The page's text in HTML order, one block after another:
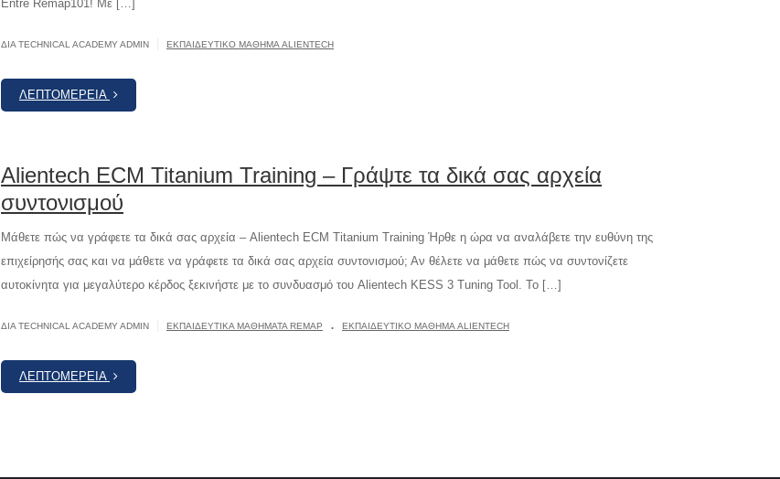
Entre Remap101! Με […]
ΔΙΆ TECHNICAL ACADEMY ADMIN ΕΚΠΑΙΔΕΥΤΙΚΌ ΜΆΘΗΜΑ ALIENTECH
ΛΕΠΤΟΜΈΡΕΙΑ
Alientech ECM Titanium Training – Γράψτε τα δικά σας αρχεία
συντονισμού
Μάθετε πώς να γράφετε τα δικά σας αρχεία – Alientech ECM Titanium Training Ήρθε η ώρα να αναλάβετε την ευθύνη της
επιχείρησής σας και να μάθετε να γράφετε τα δικά σας αρχεία συντονισμού; Αν θέλετε να μάθετε πώς να συντονίζετε
αυτοκίνητα για μεγαλύτερο κέρδος ξεκινήστε με το συνδυασμό του Alientech KESS 3 Tuning Tool. Το […]
ΔΙΆ TECHNICAL ACADEMY ADMIN ΕΚΠΑΙΔΕΥΤΙΚΆ ΜΑΘΉΜΑΤΑ REMAP . ΕΚΠΑΙΔΕΥΤΙΚΌ ΜΆΘΗΜΑ ALIENTECH
ΛΕΠΤΟΜΈΡΕΙΑ